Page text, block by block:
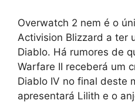
Overwatch 2 nem é o
Activision Blizzard a ter
Diablo. Há rumores de
Warfare II receberá um
Diablo IV no final deste
apresentará Lilith e o